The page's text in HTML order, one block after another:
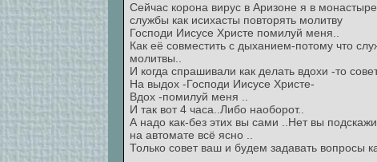
Сейчас корона вирус в Аризоне я в
службы как исихасты повторять молитву
Господи Иисусе Христе помилуй меня..
Как её совместить с дыханием-потому что
молитвы..
И когда спрашивали как делать вдохи -то
На выдох -Господи Иисусе Христе-
Вдох -помилуй меня ..
И так вот 4 часа..Либо наоборот..
А надо как-без этих вы сами ..Нет вы
на автомате всё ясно ..
Только совет ваш и будем задавать вопросы